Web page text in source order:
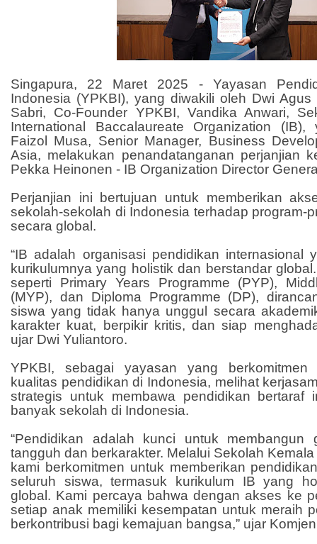
Singapura, 22 Maret 2025 - Yayasan
Indonesia (YPKBI), yang diwakili oleh Dwi Agus
Sabri, Co-Founder YPKBI, Vandika Anwari,
International Baccalaureate Organization
Faizol Musa, Senior Manager, Business
Asia, melakukan penandatanganan perjanjian
Pekka Heinonen - IB Organization Director
Perjanjian ini bertujuan untuk memberikan
sekolah-sekolah di Indonesia terhadap program-
secara global.
“IB adalah organisasi pendidikan internasional
kurikulumnya yang holistik dan berstandar
seperti Primary Years Programme (PYP),
(MYP), dan Diploma Programme (DP),
siswa yang tidak hanya unggul secara
karakter kuat, berpikir kritis, dan siap
ujar Dwi Yuliantoro.
YPKBI, sebagai yayasan yang berkomitmen
kualitas pendidikan di Indonesia, melihat
strategis untuk membawa pendidikan bertaraf
banyak sekolah di Indonesia.
“Pendidikan adalah kunci untuk membangun
tangguh dan berkarakter. Melalui Sekolah
kami berkomitmen untuk memberikan
seluruh siswa, termasuk kurikulum IB yang
global. Kami percaya bahwa dengan akses ke
setiap anak memiliki kesempatan untuk meraih
berkontribusi bagi kemajuan bangsa,” ujar